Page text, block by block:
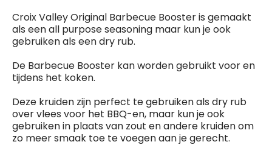
Croix Valley Original Barbecue Booster is gemaakt
als een all purpose seasoning maar kun je ook
gebruiken als een dry rub.
De Barbecue Booster kan worden gebruikt voor en
tijdens het koken.
Deze kruiden zijn perfect te gebruiken als dry rub
over vlees voor het BBQ-en, maar kun je ook
gebruiken in plaats van zout en andere kruiden om
zo meer smaak toe te voegen aan je gerecht.